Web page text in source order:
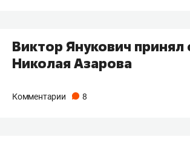
Виктор Янукович принял
Николая Азарова
Комментарии 8